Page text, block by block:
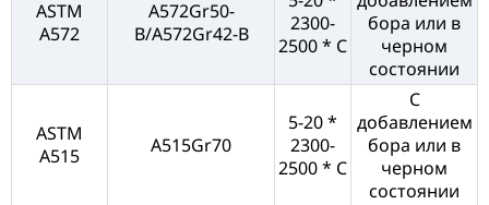
ASTM
A572
A572Gr50-
B/A572Gr42-B
2300-
2500 * C
бора или в
черном
состоянии
ASTM
A515
A515Gr70
5-20 *
2300-
2500 * C
С
добавлением
бора или в
черном
состоянии